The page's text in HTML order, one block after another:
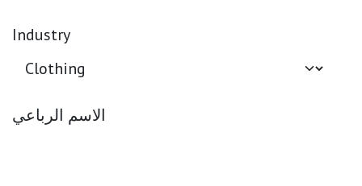
Industry
الاسم الرباعي